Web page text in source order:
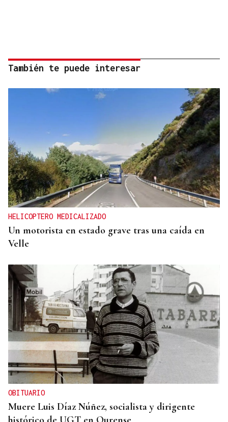
También te puede interesar
HELICOPTERO MEDICALIZADO
Un motorista en estado grave tras una caída en
Velle
OBITUARIO
Muere Luis Díaz Núñez, socialista y dirigente